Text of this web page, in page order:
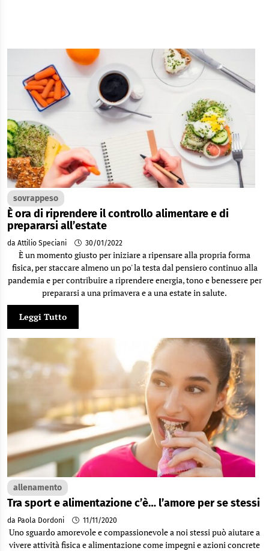
sovrappeso
È ora di riprendere il controllo alimentare e di
prepararsi all’estate
da Attilio Speciani 30/01/2022
È un momento giusto per iniziare a ripensare alla propria forma
fisica, per staccare almeno un po' la testa dal pensiero continuo alla
pandemia e per contribuire a riprendere energia, tono e benessere per
prepararsi a una primavera e a una estate in salute.
Leggi Tutto
allenamento
Tra sport e alimentazione c’è… l’amore per se stessi
da Paola Dordoni 11/11/2020
Uno sguardo amorevole e compassionevole a noi stessi può aiutare a
vivere attività fisica e alimentazione come impegni e azioni concrete